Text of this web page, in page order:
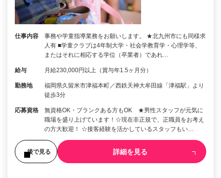
仕事内容
事務や学童指導業務をお願いします。 ★北九州市にも同様求
人有 ■学童クラブは4年制大学・社会学教育学・心理学等、
またはそれに相応する学位（卒業者）であれ…
給与 月給230,000円以上（賞与年1.5ヶ月分）
勤務地
福岡県久留米市津福本町／西鉄天神大牟田線「津福駅」より
徒歩3分
応募資格
無資格OK・ブランクある方もOK ★男性スタッフが元気に
職場を盛り上げています！☆現在非正規で、正職員をお考え
の方大歓迎！ ☆接客経験を活かしているスタッフもい…
後で見る 詳細を見る